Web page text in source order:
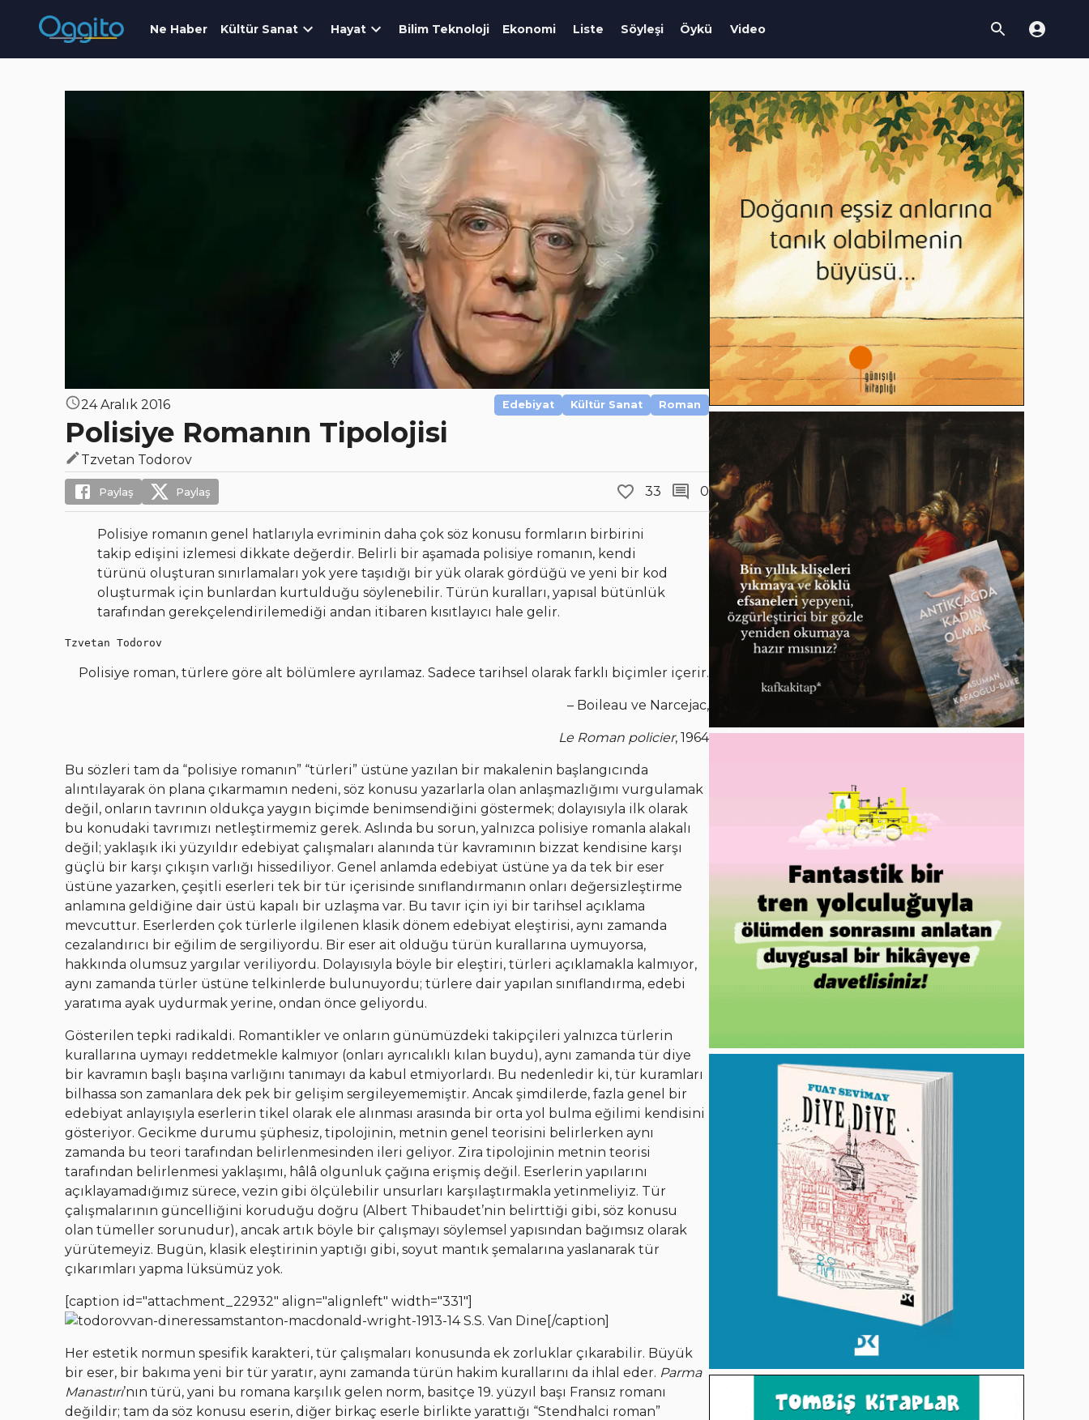
Ne Haber Kültür Sanat Hayat Bilim Teknoloji Ekonomi Liste Söyleşi Öykü Video
24 Aralık 2016 Edebiyat Kültür Sanat Roman
Polisiye Romanın Tipolojisi
Tzvetan Todorov
Paylaş Paylaş 33 0
Polisiye romanın genel hatlarıyla evriminin daha çok söz konusu formların birbirini
takip edişini izlemesi dikkate değerdir. Belirli bir aşamada polisiye romanın, kendi
türünü oluşturan sınırlamaları yok yere taşıdığı bir yük olarak gördüğü ve yeni bir kod
oluşturmak için bunlardan kurtulduğu söylenebilir. Türün kuralları, yapısal bütünlük
tarafından gerekçelendirilemediği andan itibaren kısıtlayıcı hale gelir.
Tzvetan Todorov
Polisiye roman, türlere göre alt bölümlere ayrılamaz. Sadece tarihsel olarak farklı biçimler içerir.
– Boileau ve Narcejac,
Le Roman policier, 1964
Bu sözleri tam da “polisiye romanın” “türleri” üstüne yazılan bir makalenin başlangıcında
alıntılayarak ön plana çıkarmamın nedeni, söz konusu yazarlarla olan anlaşmazlığımı vurgulamak
değil, onların tavrının oldukça yaygın biçimde benimsendiğini göstermek; dolayısıyla ilk olarak
bu konudaki tavrımızı netleştirmemiz gerek. Aslında bu sorun, yalnızca polisiye romanla alakalı
değil; yaklaşık iki yüzyıldır edebiyat çalışmaları alanında tür kavramının bizzat kendisine karşı
güçlü bir karşı çıkışın varlığı hissediliyor. Genel anlamda edebiyat üstüne ya da tek bir eser
üstüne yazarken, çeşitli eserleri tek bir tür içerisinde sınıflandırmanın onları değersizleştirme
anlamına geldiğine dair üstü kapalı bir uzlaşma var. Bu tavır için iyi bir tarihsel açıklama
mevcuttur. Eserlerden çok türlerle ilgilenen klasik dönem edebiyat eleştirisi, aynı zamanda
cezalandırıcı bir eğilim de sergiliyordu. Bir eser ait olduğu türün kurallarına uymuyorsa,
hakkında olumsuz yargılar veriliyordu. Dolayısıyla böyle bir eleştiri, türleri açıklamakla kalmıyor,
aynı zamanda türler üstüne telkinlerde bulunuyordu; türlere dair yapılan sınıflandırma, edebi
yaratıma ayak uydurmak yerine, ondan önce geliyordu.
Gösterilen tepki radikaldi. Romantikler ve onların günümüzdeki takipçileri yalnızca türlerin
kurallarına uymayı reddetmekle kalmıyor (onları ayrıcalıklı kılan buydu), aynı zamanda tür diye
bir kavramın başlı başına varlığını tanımayı da kabul etmiyorlardı. Bu nedenledir ki, tür kuramları
bilhassa son zamanlara dek pek bir gelişim sergileyememiştir. Ancak şimdilerde, fazla genel bir
edebiyat anlayışıyla eserlerin tikel olarak ele alınması arasında bir orta yol bulma eğilimi kendisini
gösteriyor. Gecikme durumu şüphesiz, tipolojinin, metnin genel teorisini belirlerken aynı
zamanda bu teori tarafından belirlenmesinden ileri geliyor. Zira tipolojinin metnin teorisi
tarafından belirlenmesi yaklaşımı, hâlâ olgunluk çağına erişmiş değil. Eserlerin yapılarını
açıklayamadığımız sürece, vezin gibi ölçülebilir unsurları karşılaştırmakla yetinmeliyiz. Tür
çalışmalarının güncelliğini koruduğu doğru (Albert Thibaudet’nin belirttiği gibi, söz konusu
olan tümeller sorunudur), ancak artık böyle bir çalışmayı söylemsel yapısından bağımsız olarak
yürütemeyiz. Bugün, klasik eleştirinin yaptığı gibi, soyut mantık şemalarına yaslanarak tür
çıkarımları yapma lüksümüz yok.
[caption id="attachment_22932" align="alignleft" width="331"]
S.S. Van Dine[/caption]
Her estetik normun spesifik karakteri, tür çalışmaları konusunda ek zorluklar çıkarabilir. Büyük
bir eser, bir bakıma yeni bir tür yaratır, aynı zamanda türün hakim kurallarını da ihlal eder. Parma
Manastırı’nın türü, yani bu romana karşılık gelen norm, basitçe 19. yüzyıl başı Fransız romanı
değildir; tam da söz konusu eserin, diğer birkaç eserle birlikte yarattığı “Stendhalci roman”